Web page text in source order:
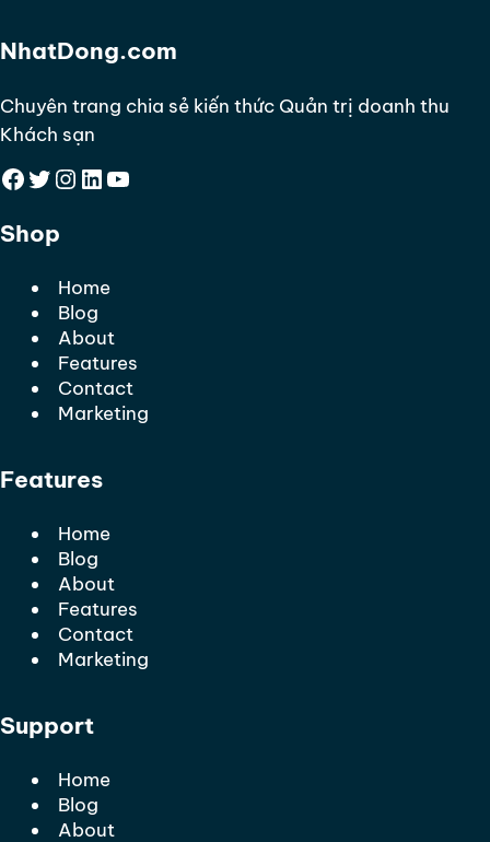
NhatDong.com
Chuyên trang chia sẻ kiến thức Quản trị doanh thu
Khách sạn
Facebook
Twitter
Instagram
LinkedIn
YouTube
Shop
Home
Blog
About
Features
Contact
Marketing
Features
Home
Blog
About
Features
Contact
Marketing
Support
Home
Blog
About